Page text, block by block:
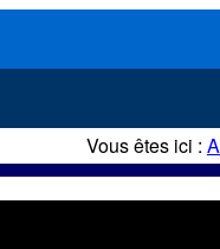
Vous êtes ici :